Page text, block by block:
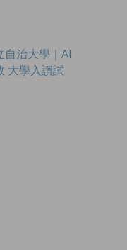
自治大學｜AI
大學入讀試